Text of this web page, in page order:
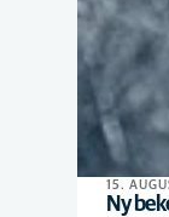
15.
Ny